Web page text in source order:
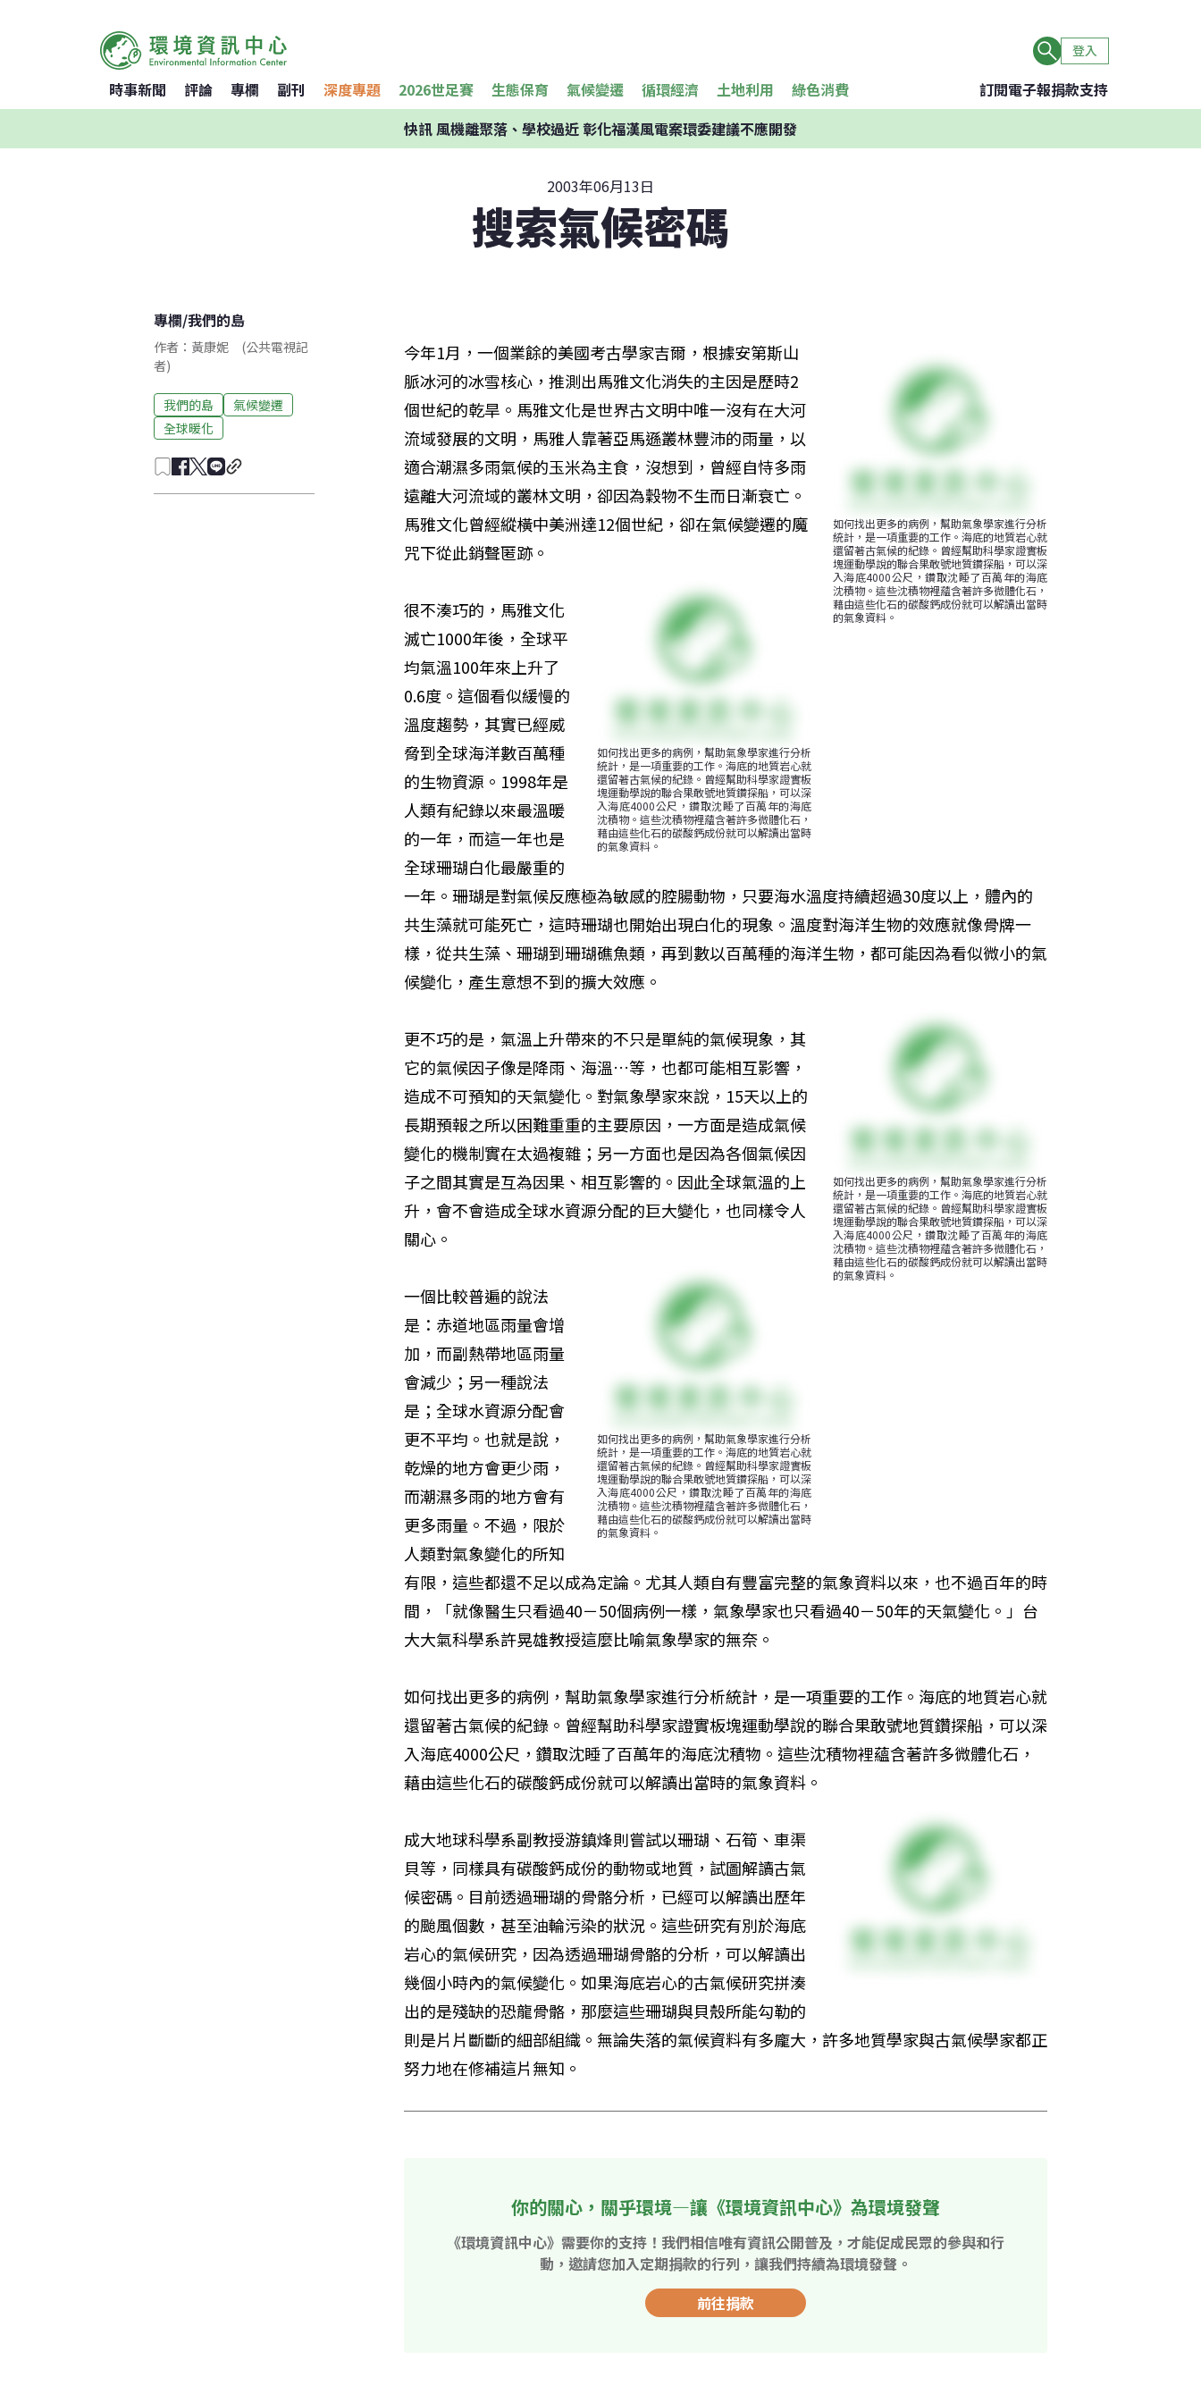
登入
時事新聞 評論 專欄 副刊 深度專題 2026世足賽 生態保育 氣候變遷 循環經濟 土地利用 綠色消費 訂閱電子報捐款支持
快訊風機離聚落、學校過近 彰化福漢風電案環委建議不應開發
2003年06月13日
搜索氣候密碼
專欄/我們的島
作者：黃康妮 (公共電視記
者)
我們的島
氣候變遷
全球暖化
如何找出更多的病例，幫助氣象學家進行分析
統計，是一項重要的工作。海底的地質岩心就
還留著古氣候的紀錄。曾經幫助科學家證實板
塊運動學說的聯合果敢號地質鑽探船，可以深
入海底4000公尺，鑽取沈睡了百萬年的海底
沈積物。這些沈積物裡蘊含著許多微體化石，
藉由這些化石的碳酸鈣成份就可以解讀出當時
的氣象資料。
今年1月，一個業餘的美國考古學家吉爾，根據安第斯山
脈冰河的冰雪核心，推測出馬雅文化消失的主因是歷時2
個世紀的乾旱。馬雅文化是世界古文明中唯一沒有在大河
流域發展的文明，馬雅人靠著亞馬遜叢林豐沛的雨量，以
適合潮濕多雨氣候的玉米為主食，沒想到，曾經自恃多雨
遠離大河流域的叢林文明，卻因為穀物不生而日漸衰亡。
馬雅文化曾經縱橫中美洲達12個世紀，卻在氣候變遷的魔
咒下從此銷聲匿跡。
如何找出更多的病例，幫助氣象學家進行分析
統計，是一項重要的工作。海底的地質岩心就
還留著古氣候的紀錄。曾經幫助科學家證實板
塊運動學說的聯合果敢號地質鑽探船，可以深
入海底4000公尺，鑽取沈睡了百萬年的海底
沈積物。這些沈積物裡蘊含著許多微體化石，
藉由這些化石的碳酸鈣成份就可以解讀出當時
的氣象資料。
很不湊巧的，馬雅文化
滅亡1000年後，全球平
均氣溫100年來上升了
0.6度。這個看似緩慢的
溫度趨勢，其實已經威
脅到全球海洋數百萬種
的生物資源。1998年是
人類有紀錄以來最溫暖
的一年，而這一年也是
全球珊瑚白化最嚴重的
一年。珊瑚是對氣候反應極為敏感的腔腸動物，只要海水溫度持續超過30度以上，體內的
共生藻就可能死亡，這時珊瑚也開始出現白化的現象。溫度對海洋生物的效應就像骨牌一
樣，從共生藻、珊瑚到珊瑚礁魚類，再到數以百萬種的海洋生物，都可能因為看似微小的氣
候變化，產生意想不到的擴大效應。
如何找出更多的病例，幫助氣象學家進行分析
統計，是一項重要的工作。海底的地質岩心就
還留著古氣候的紀錄。曾經幫助科學家證實板
塊運動學說的聯合果敢號地質鑽探船，可以深
入海底4000公尺，鑽取沈睡了百萬年的海底
沈積物。這些沈積物裡蘊含著許多微體化石，
藉由這些化石的碳酸鈣成份就可以解讀出當時
的氣象資料。
更不巧的是，氣溫上升帶來的不只是單純的氣候現象，其
它的氣候因子像是降雨、海溫…等，也都可能相互影響，
造成不可預知的天氣變化。對氣象學家來說，15天以上的
長期預報之所以困難重重的主要原因，一方面是造成氣候
變化的機制實在太過複雜；另一方面也是因為各個氣候因
子之間其實是互為因果、相互影響的。因此全球氣溫的上
升，會不會造成全球水資源分配的巨大變化，也同樣令人
關心。
如何找出更多的病例，幫助氣象學家進行分析
統計，是一項重要的工作。海底的地質岩心就
還留著古氣候的紀錄。曾經幫助科學家證實板
塊運動學說的聯合果敢號地質鑽探船，可以深
入海底4000公尺，鑽取沈睡了百萬年的海底
沈積物。這些沈積物裡蘊含著許多微體化石，
藉由這些化石的碳酸鈣成份就可以解讀出當時
的氣象資料。
一個比較普遍的說法
是：赤道地區雨量會增
加，而副熱帶地區雨量
會減少；另一種說法
是；全球水資源分配會
更不平均。也就是說，
乾燥的地方會更少雨，
而潮濕多雨的地方會有
更多雨量。不過，限於
人類對氣象變化的所知
有限，這些都還不足以成為定論。尤其人類自有豐富完整的氣象資料以來，也不過百年的時
間，「就像醫生只看過40－50個病例一樣，氣象學家也只看過40－50年的天氣變化。」台
大大氣科學系許晃雄教授這麼比喻氣象學家的無奈。
如何找出更多的病例，幫助氣象學家進行分析統計，是一項重要的工作。海底的地質岩心就
還留著古氣候的紀錄。曾經幫助科學家證實板塊運動學說的聯合果敢號地質鑽探船，可以深
入海底4000公尺，鑽取沈睡了百萬年的海底沈積物。這些沈積物裡蘊含著許多微體化石，
藉由這些化石的碳酸鈣成份就可以解讀出當時的氣象資料。
成大地球科學系副教授游鎮烽則嘗試以珊瑚、石筍、車渠
貝等，同樣具有碳酸鈣成份的動物或地質，試圖解讀古氣
候密碼。目前透過珊瑚的骨骼分析，已經可以解讀出歷年
的颱風個數，甚至油輪污染的狀況。這些研究有別於海底
岩心的氣候研究，因為透過珊瑚骨骼的分析，可以解讀出
幾個小時內的氣候變化。如果海底岩心的古氣候研究拼湊
出的是殘缺的恐龍骨骼，那麼這些珊瑚與貝殼所能勾勒的
則是片片斷斷的細部組織。無論失落的氣候資料有多龐大，許多地質學家與古氣候學家都正
努力地在修補這片無知。
你的關心，關乎環境—讓《環境資訊中心》為環境發聲
《環境資訊中心》需要你的支持！我們相信唯有資訊公開普及，才能促成民眾的參與和行
動，邀請您加入定期捐款的行列，讓我們持續為環境發聲。
前往捐款